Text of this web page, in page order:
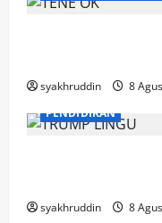
syakhruddin 8
PENDIDIKAN
syakhruddin 8